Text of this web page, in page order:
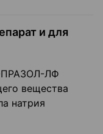
и для
ЛФ
вещества
натрия